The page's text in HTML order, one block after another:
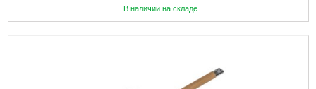
В наличии на складе